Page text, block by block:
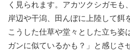
く見られます。アカツクシガモも
岸辺や干潟、田んぼに上陸して餌
こうした仕草や堂々とした立ち姿
ガンに似ているかも？」と感じさ